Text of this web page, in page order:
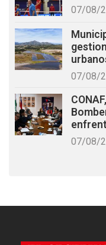
07/08/
07/08/
07/08/